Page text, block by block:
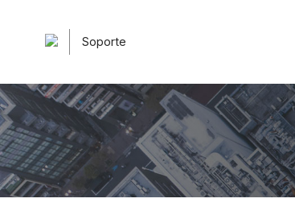
Soporte